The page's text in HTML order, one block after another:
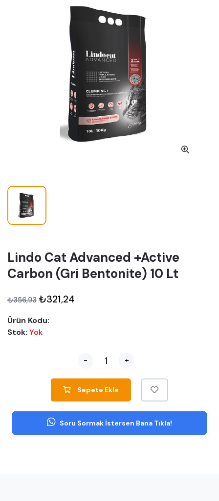
Lindo Cat Advanced +Active
Carbon (Gri Bentonite) 10 Lt
₺356,93 ₺321,24
Ürün Kodu:
Stok: Yok
- +
Sepete Ekle
Soru Sormak İstersen Bana Tıkla!